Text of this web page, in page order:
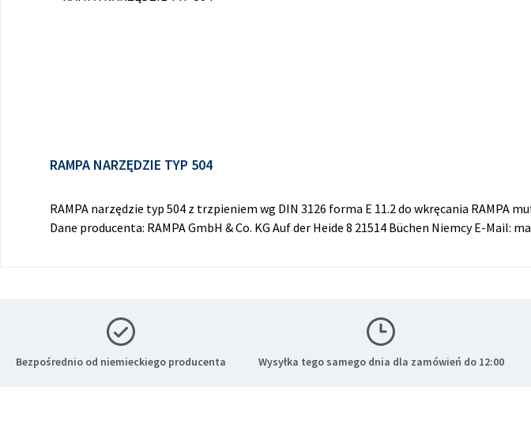
RAMPA NARZĘDZIE TYP 504
RAMPA narzędzie typ 504 z trzpieniem wg DIN 3126 forma E 11.2 do wkręcania RAMPA
Dane producenta: RAMPA GmbH & Co. KG Auf der Heide 8 21514 Büchen Niemcy E-Mail:
Bezpośrednio od niemieckiego producenta Wysyłka tego samego dnia dla zamówień do 12:00